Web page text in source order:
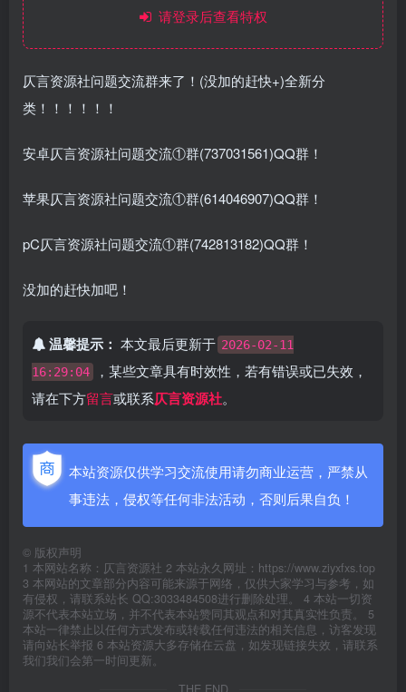
请登录后查看特权
仄言资源社问题交流群来了！(没加的赶快+)全新分
类！！！！！！
安卓仄言资源社问题交流①群(737031561)QQ群！
苹果仄言资源社问题交流①群(614046907)QQ群！
pC仄言资源社问题交流①群(742813182)QQ群！
没加的赶快加吧！
温馨提示： 本文最后更新于 2026-02-11
16:29:04
，某些文章具有时效性，若有错误或已失效，
请在下方留言或联系仄言资源社。
本站资源仅供学习交流使用请勿商业运营，严禁从
事违法，侵权等任何非法活动，否则后果自负！
© 版权声明
1 本网站名称：仄言资源社 2 本站永久网址：https://www.ziyxfxs.top
3 本网站的文章部分内容可能来源于网络，仅供大家学习与参考，如
有侵权，请联系站长 QQ:3033484508进行删除处理。 4 本站一切资
源不代表本站立场，并不代表本站赞同其观点和对其真实性负责。 5
本站一律禁止以任何方式发布或转载任何违法的相关信息，访客发现
请向站长举报 6 本站资源大多存储在云盘，如发现链接失效，请联系
我们我们会第一时间更新。